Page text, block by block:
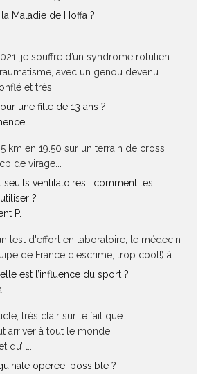
Maladie de Hoffa ?
je souffre d’un syndrome rotulien
avec un genou devenu
et très...
une fille de 13 ans ?
km en 19.50 sur un terrain de cross
de virage...
seuils ventilatoires : comment les
?
P.
test d'effort en laboratoire, le médecin
de France d'escrime, trop cool!) à...
est l’influence du sport ?
très clair sur le fait que
arriver à tout le monde,
opérée, possible ?